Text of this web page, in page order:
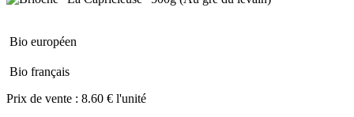
Bio européen
Bio français
Prix de vente : 8.60 € l'unité